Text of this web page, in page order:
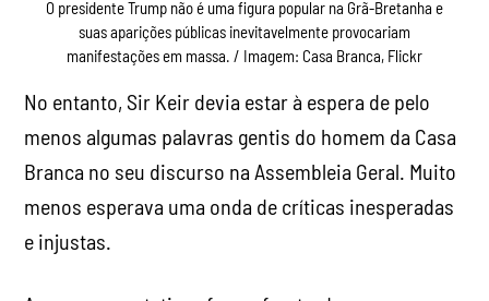
O presidente Trump não é uma figura popular na Grã-Bretanha e
suas aparições públicas inevitavelmente provocariam
manifestações em massa. / Imagem: Casa Branca, Flickr
No entanto, Sir Keir devia estar à espera de pelo
menos algumas palavras gentis do homem da Casa
Branca no seu discurso na Assembleia Geral. Muito
menos esperava uma onda de críticas inesperadas
e injustas.